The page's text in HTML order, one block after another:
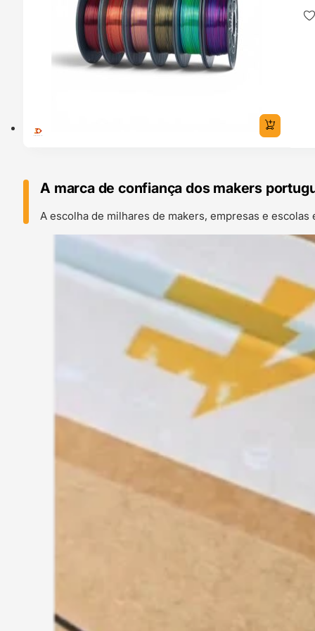
A marca de confiança dos makers
A escolha de milhares de makers, empresas e escolas